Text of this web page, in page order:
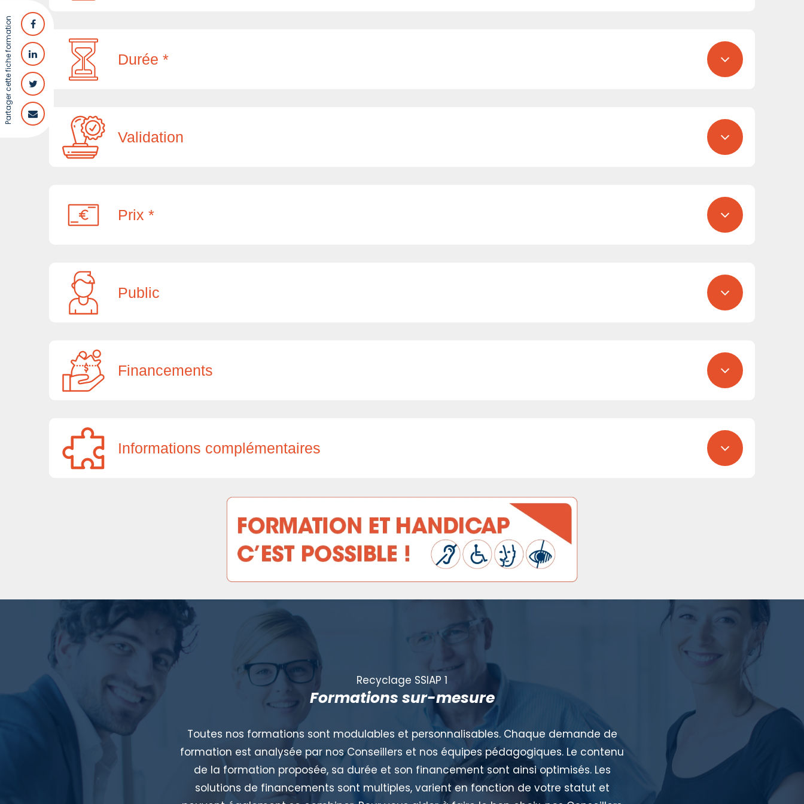
Partager cette fiche formation Durée *
Validation
Prix *
Public
Financements
Informations complémentaires
Recyclage SSIAP 1
Formations sur-mesure
Toutes nos formations sont modulables et personnalisables. Chaque demande de
formation est analysée par nos Conseillers et nos équipes pédagogiques. Le contenu
de la formation proposée, sa durée et son financement sont ainsi optimisés. Les
solutions de financements sont multiples, varient en fonction de votre statut et